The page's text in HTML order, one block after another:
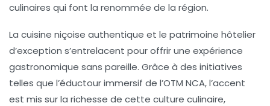
culinaires qui font la renommée de la région.
La cuisine niçoise authentique et le patrimoine hôtelier
d’exception s’entrelacent pour offrir une expérience
gastronomique sans pareille. Grâce à des initiatives
telles que l’éductour immersif de l’OTM NCA, l’accent
est mis sur la richesse de cette culture culinaire,